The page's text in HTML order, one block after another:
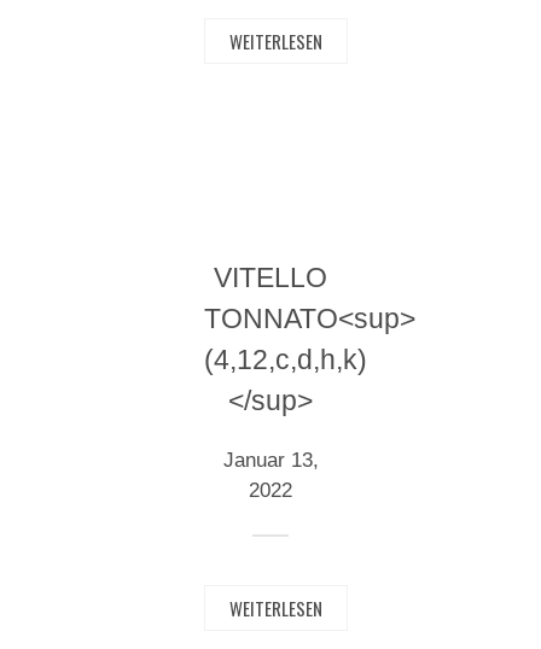
WEITERLESEN
VITELLO
TONNATO<sup>
(4,12,c,d,h,k)
</sup>
Januar 13,
2022
WEITERLESEN